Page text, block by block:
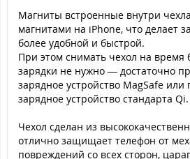
Магниты встроенные внутри
магнитами на iPhone, что делает
более удобной и быстрой.
При этом снимать чехол на время
зарядки не нужно — достаточно
зарядное устройство MagSafe
зарядное устройство стандарта Qi.
Чехол сделан из
отлично защищает телефон от
повреждений со всех сторон,